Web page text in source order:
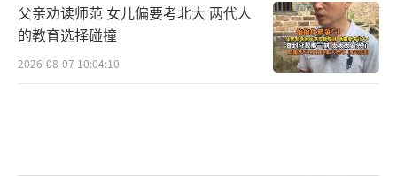
父亲劝读师范 女儿偏要考北大 两代人
的教育选择碰撞
2026-08-07 10:04:10